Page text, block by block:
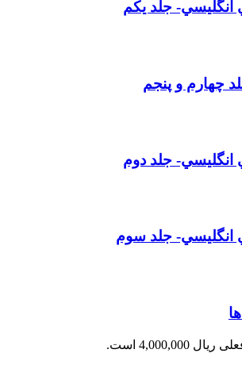
انگليسي- جلد يكم
چهارم و پنجم
انگليسي- جلد دوم
انگليسي- جلد سوم